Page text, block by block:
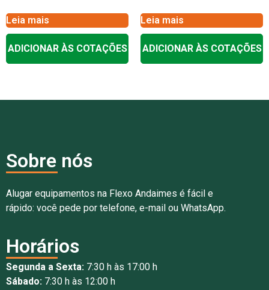
Leia mais
ADICIONAR ÀS COTAÇÕES
Leia mais
ADICIONAR ÀS COTAÇÕES
Sobre nós
Alugar equipamentos na Flexo Andaimes é fácil e
rápido: você pede por telefone, e-mail ou WhatsApp.
Horários
Segunda a Sexta: 7:30 h às 17:00 h
Sábado: 7:30 h às 12:00 h